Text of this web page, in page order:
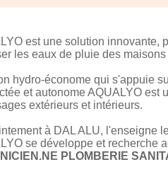
est une solution innovante,
les eaux de pluie des
hydro-économe qui s'appuie
et autonome AQUALYO est
extérieurs et intérieurs.
à DAL ALU, l'enseigne
se développe et recherche
PLOMBERIE